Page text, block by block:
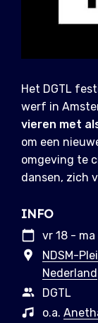
Het DGTL
werf in
vieren met
om een
omgeving te
dansen, zich
INFO
vr 18 - ma
NDSM-
Nederland
DGTL
o.a.